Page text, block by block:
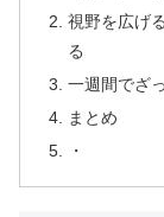
視野を広げ
る
一週間でざ
まとめ
・